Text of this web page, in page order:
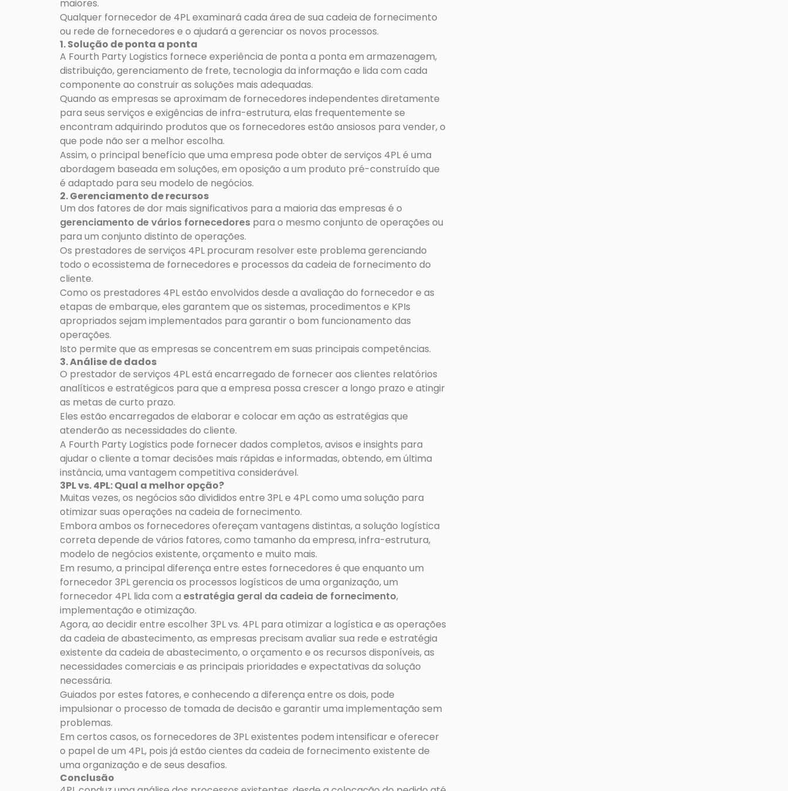
maiores.
Qualquer fornecedor de 4PL examinará cada área de sua cadeia de fornecimento
ou rede de fornecedores e o ajudará a gerenciar os novos processos.
1. Solução de ponta a ponta
A Fourth Party Logistics fornece experiência de ponta a ponta em armazenagem,
distribuição, gerenciamento de frete, tecnologia da informação e lida com cada
componente ao construir as soluções mais adequadas.
Quando as empresas se aproximam de fornecedores independentes diretamente
para seus serviços e exigências de infra-estrutura, elas frequentemente se
encontram adquirindo produtos que os fornecedores estão ansiosos para vender, o
que pode não ser a melhor escolha.
Assim, o principal benefício que uma empresa pode obter de serviços 4PL é uma
abordagem baseada em soluções, em oposição a um produto pré-construído que
é adaptado para seu modelo de negócios.
2. Gerenciamento de recursos
Um dos fatores de dor mais significativos para a maioria das empresas é o
gerenciamento de vários fornecedores para o mesmo conjunto de operações ou
para um conjunto distinto de operações.
Os prestadores de serviços 4PL procuram resolver este problema gerenciando
todo o ecossistema de fornecedores e processos da cadeia de fornecimento do
cliente.
Como os prestadores 4PL estão envolvidos desde a avaliação do fornecedor e as
etapas de embarque, eles garantem que os sistemas, procedimentos e KPIs
apropriados sejam implementados para garantir o bom funcionamento das
operações.
Isto permite que as empresas se concentrem em suas principais competências.
3. Análise de dados
O prestador de serviços 4PL está encarregado de fornecer aos clientes relatórios
analíticos e estratégicos para que a empresa possa crescer a longo prazo e atingir
as metas de curto prazo.
Eles estão encarregados de elaborar e colocar em ação as estratégias que
atenderão as necessidades do cliente.
A Fourth Party Logistics pode fornecer dados completos, avisos e insights para
ajudar o cliente a tomar decisões mais rápidas e informadas, obtendo, em última
instância, uma vantagem competitiva considerável.
3PL vs. 4PL: Qual a melhor opção?
Muitas vezes, os negócios são divididos entre 3PL e 4PL como uma solução para
otimizar suas operações na cadeia de fornecimento.
Embora ambos os fornecedores ofereçam vantagens distintas, a solução logística
correta depende de vários fatores, como tamanho da empresa, infra-estrutura,
modelo de negócios existente, orçamento e muito mais.
Em resumo, a principal diferença entre estes fornecedores é que enquanto um
fornecedor 3PL gerencia os processos logísticos de uma organização, um
fornecedor 4PL lida com a estratégia geral da cadeia de fornecimento,
implementação e otimização.
Agora, ao decidir entre escolher 3PL vs. 4PL para otimizar a logística e as operações
da cadeia de abastecimento, as empresas precisam avaliar sua rede e estratégia
existente da cadeia de abastecimento, o orçamento e os recursos disponíveis, as
necessidades comerciais e as principais prioridades e expectativas da solução
necessária.
Guiados por estes fatores, e conhecendo a diferença entre os dois, pode
impulsionar o processo de tomada de decisão e garantir uma implementação sem
problemas.
Em certos casos, os fornecedores de 3PL existentes podem intensificar e oferecer
o papel de um 4PL, pois já estão cientes da cadeia de fornecimento existente de
uma organização e de seus desafios.
Conclusão